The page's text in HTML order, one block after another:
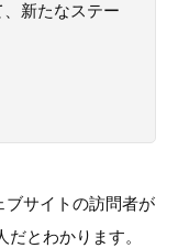
新たなステー
ブサイトの訪問者が
とわかります。